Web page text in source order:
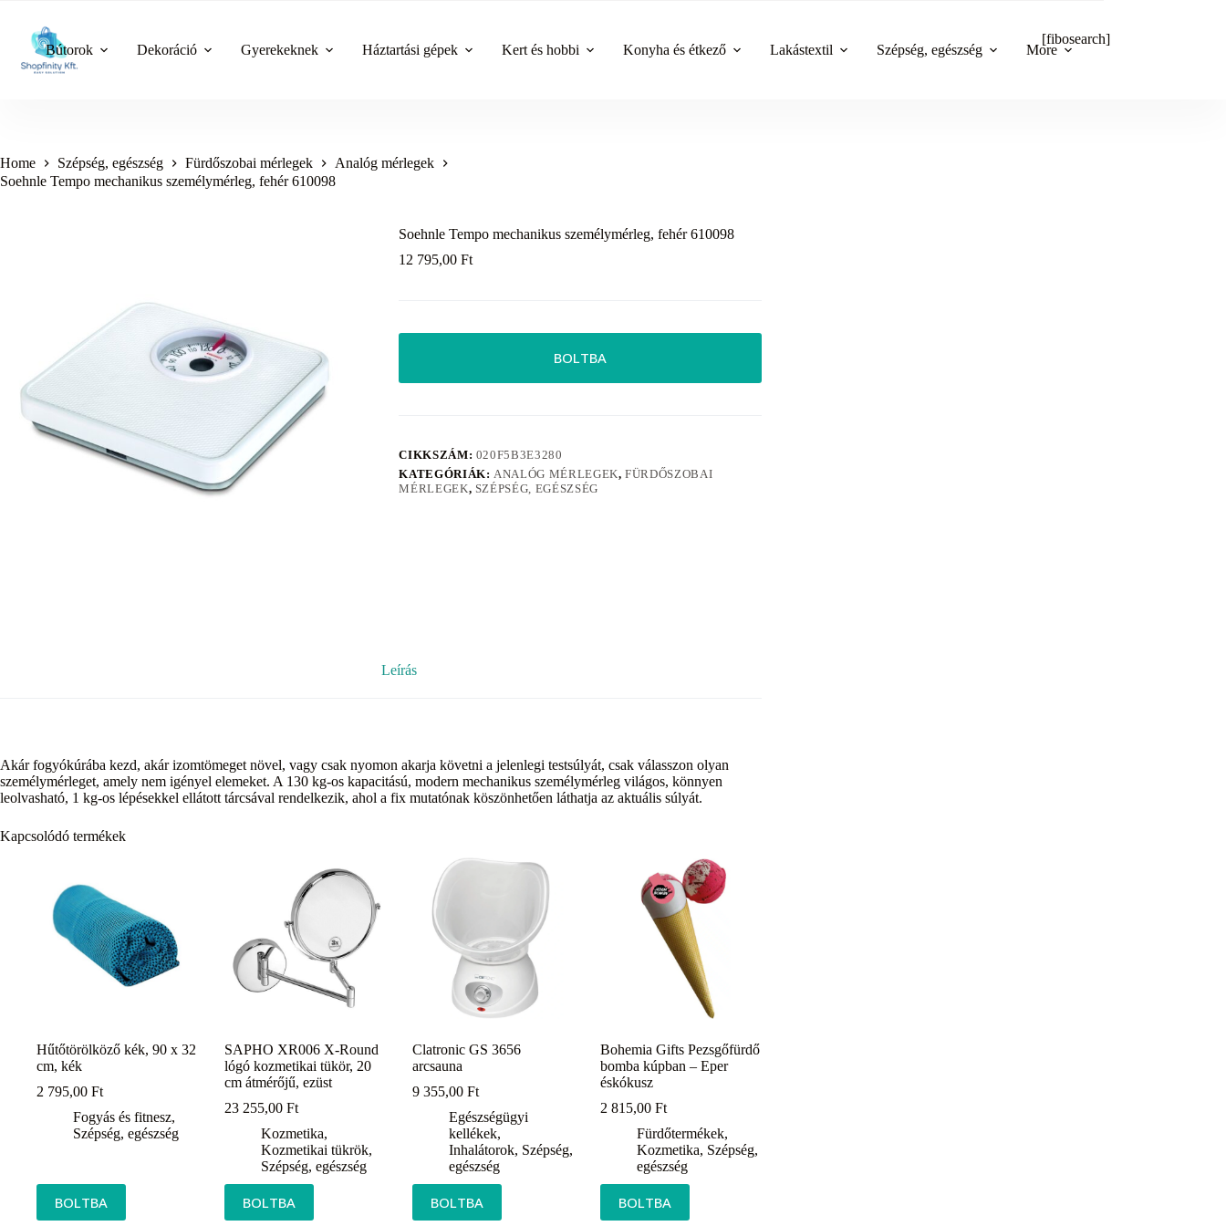
content
Bútorok Dekoráció Gyerekeknek Háztartási gépek Kert és hobbi Konyha és étkező Lakástextil Szépség, egészség More
[fibosearch]
Home Szépség, egészség Fürdőszobai mérlegek
Analóg mérlegek
Soehnle Tempo mechanikus személymérleg, fehér 610098
Soehnle Tempo mechanikus személymérleg, fehér 610098
12 795,00Ft
BOLTBA
CIKKSZÁM: 020F5B3E3280
KATEGÓRIÁK: ANALÓG MÉRLEGEK,FÜRDŐSZOBAI
MÉRLEGEK, SZÉPSÉG, EGÉSZSÉG
Leírás
Akár fogyókúrába kezd, akár izomtömeget növel, vagy csak nyomon akarja követni a jelenlegi testsúlyát, csak válasszon olyan
személymérleget, amely nem igényel elemeket. A 130 kg-os kapacitású, modern mechanikus személymérleg világos, könnyen
leolvasható, 1 kg-os lépésekkel ellátott tárcsával rendelkezik, ahol a fix mutatónak köszönhetően láthatja az aktuális súlyát.
Kapcsolódó termékek
Hűtőtörölköző kék, 90 x 32
cm, kék
2 795,00 Ft
Fogyás és fitnesz,
Szépség, egészség
BOLTBA
SAPHO XR006 X-Round
lógó kozmetikai tükör, 20
cm átmérőjű, ezüst
23 255,00Ft
Kozmetika,
Kozmetikai tükrök,
Szépség, egészség
BOLTBA
Clatronic GS 3656
arcsauna
9 355,00Ft
Egészségügyi
kellékek,
Inhalátorok, Szépség,
egészség
BOLTBA
Bohemia Gifts Pezsgőfürdő
bomba kúpban – Eper
éskókusz
2 815,00Ft
Fürdőtermékek,
Kozmetika, Szépség,
egészség
BOLTBA